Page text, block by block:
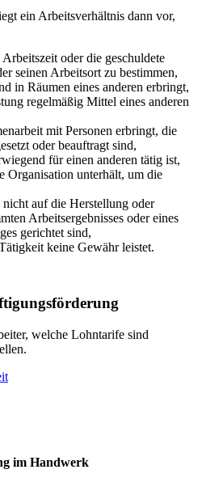
ein Arbeitsverhältnis dann vor,
oder die geschuldete
seinen Arbeitsort zu bestimmen,
in Räumen eines anderen erbringt,
regelmäßig Mittel eines anderen
mit Personen erbringt, die
oder beauftragt sind,
für einen anderen tätig ist,
Organisation unterhält, um die
auf die Herstellung oder
Arbeitsergebnisses oder eines
gerichtet sind,
keine Gewähr leistet.
welche Lohntarife sind
im Handwerk